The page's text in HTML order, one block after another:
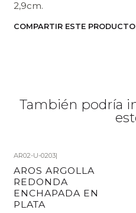
2,9cm.
COMPARTIR ESTE PRODUCTO
También podría
AR02-U-0203|
AROS ARGOLLA
REDONDA
ENCHAPADA EN
PLATA